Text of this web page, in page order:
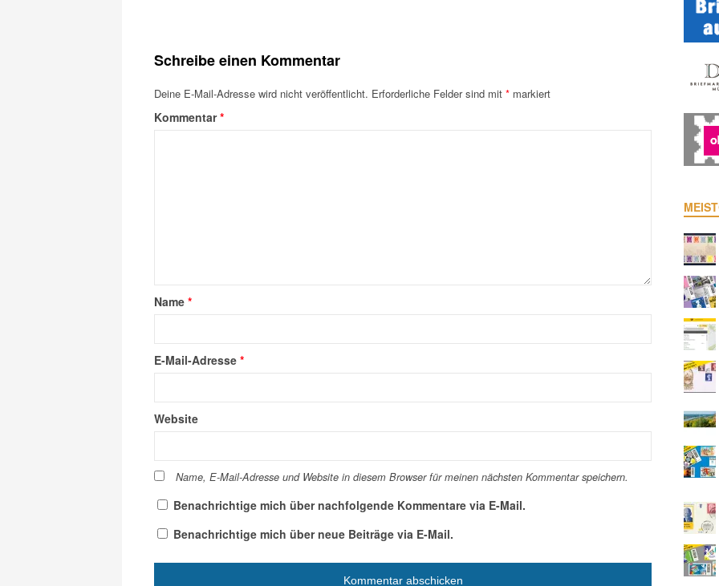
Schreibe einen Kommentar
Deine E-Mail-Adresse wird nicht veröffentlicht. Erforderliche Felder sind mit * markiert
Kommentar*
Name *
E-Mail-Adresse *
Website
Name, E-Mail-Adresse und Website in diesem Browser für meinen nächsten Kommentar speichern.
Benachrichtige mich über nachfolgende Kommentare via E-Mail.
Benachrichtige mich über neue Beiträge via E-Mail.